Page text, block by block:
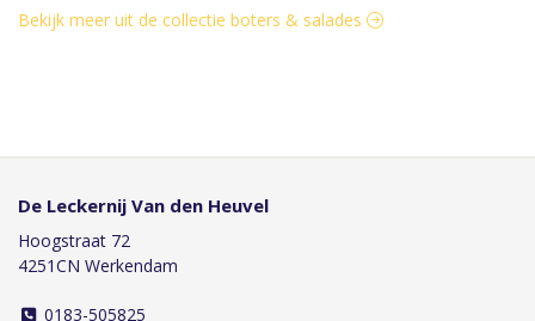
Bekijk meer uit de collectie boters & salades
De Leckernij Van den Heuvel
Hoogstraat 72
4251CN Werkendam
0183-505825